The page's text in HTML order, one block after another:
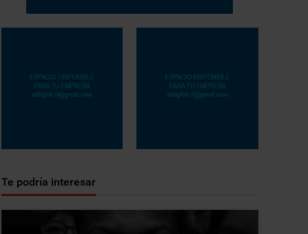
Te podría interesar